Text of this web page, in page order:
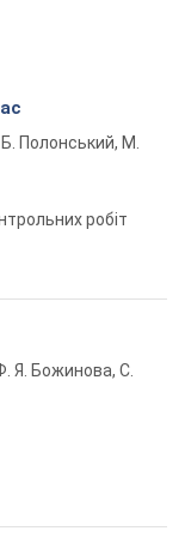
Полонський, М.
робіт
Я. Божинова, С.